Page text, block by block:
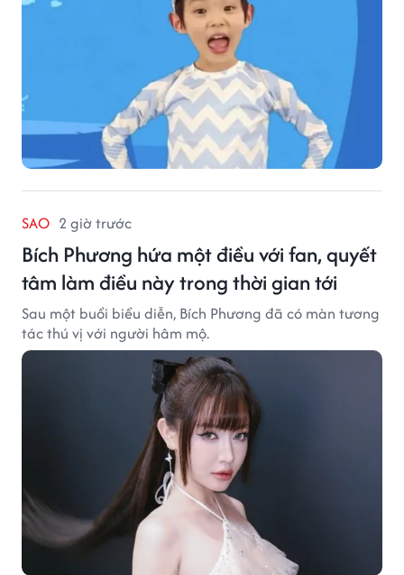
SAO 2 giờ trước
Bích Phương hứa một điều với fan, quyết
tâm làm điều này trong thời gian tới
Sau một buổi biểu diễn, Bích Phương đã có màn tương
tác thú vị với người hâm mộ.